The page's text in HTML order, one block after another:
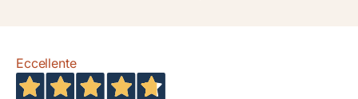
Eccellente